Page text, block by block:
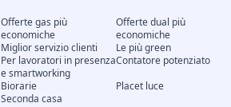
Offerte gas più
economiche
Offerte dual più
economiche
Miglior servizio clienti
Le più green
Per lavoratori in presenza
e smartworking
Contatore potenziato
Biorarie
Placet luce
Seconda casa